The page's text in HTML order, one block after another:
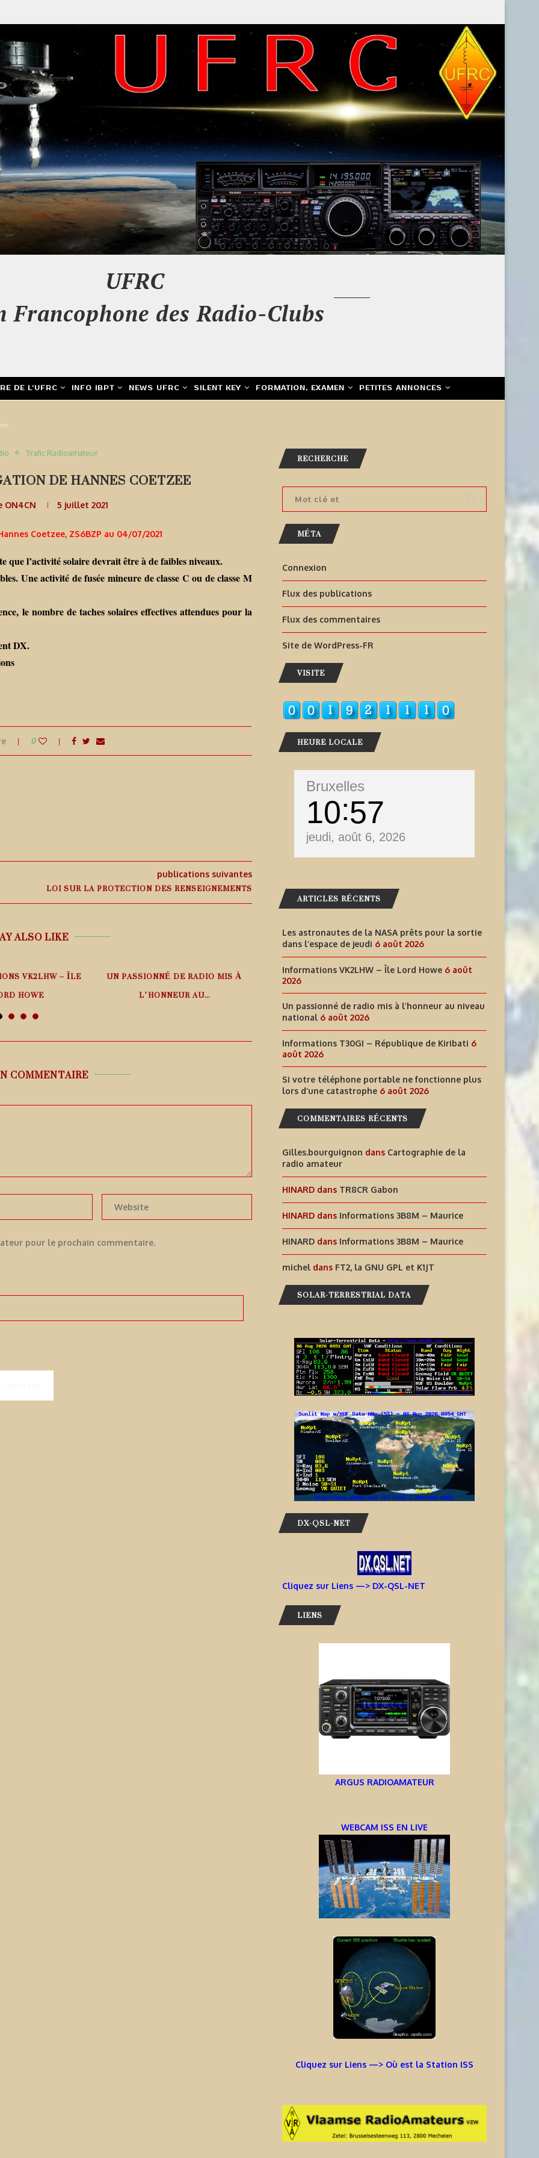
UFRC
Francophone des Radio-Clubs
DE L’UFRC INFO IBPT NEWS UFRC SILENT KEY FORMATION, EXAMEN PETITES ANNONCES
Trafic Radioamateur
DE HANNES COETZEE
ON4CN 5 juillet 2021
Coetzee, ZS6BZP au 04/07/2021
que l’activité solaire devrait être à de faibles niveaux.
Une activité de fusée mineure de classe C ou de classe M
le nombre de taches solaires effectives attendues pour la
DX.
0
publications suivantes
LOI SUR LA PROTECTION DES RENSEIGNEMENTS
ALSO LIKE
VK2LHW – ÎLE
HOWE
août 2026
UN PASSIONNÉ DE RADIO MIS À
L’HONNEUR AU...
INFORMATIONS T30GI –
RÉPUBLIQUE DE KIRIBATI
6 août 2026
SI VOTRE TÉLÉPHONE
NE FONCTIONNE PLUS
COMMENTAIRE
pour le prochain commentaire.
RECHERCHE
MÉTA
Connexion
Flux des publications
Flux des commentaires
Site de WordPress-FR
VISITE
HEURE LOCALE
Bruxelles
10 57
jeudi, août 6, 2026
ARTICLES RÉCENTS
Les astronautes de la NASA prêts pour la sortie
dans l’espace de jeudi 6 août 2026
Informations VK2LHW – Île Lord Howe 6 août
2026
Un passionné de radio mis à l’honneur au niveau
national 6 août 2026
Informations T30GI – République de Kiribati 6
août 2026
Si votre téléphone portable ne fonctionne plus
lors d’une catastrophe 6 août 2026
COMMENTAIRES RÉCENTS
Gilles.bourguignon dans Cartographie de la
radio amateur
HINARD dans TR8CR Gabon
HINARD dans Informations 3B8M – Maurice
HINARD dans Informations 3B8M – Maurice
michel dans FT2, la GNU GPL et K1JT
SOLAR-TERRESTRIAL DATA
DX-QSL-NET
Cliquez sur Liens —> DX-QSL-NET
LIENS
ARGUS RADIOAMATEUR
WEBCAM ISS EN LIVE
Cliquez sur Liens —> Où est la Station ISS